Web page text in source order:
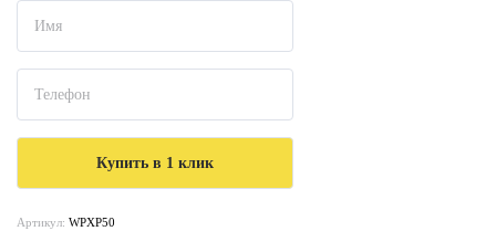
Артикул: WPXP50